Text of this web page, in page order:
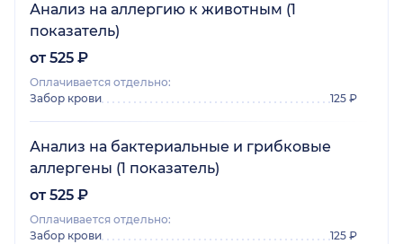
Анализ на аллергию к животным (1
показатель)
от 525 ₽
Оплачивается отдельно:
Забор крови
125 ₽
Анализ на бактериальные и грибковые
аллергены (1 показатель)
от 525 ₽
Оплачивается отдельно:
Забор крови
125 ₽